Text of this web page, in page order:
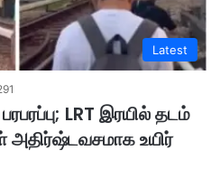
Latest
LRT இரயில் தடம்
அதிர்ஷ்டவசமாக உயிர்